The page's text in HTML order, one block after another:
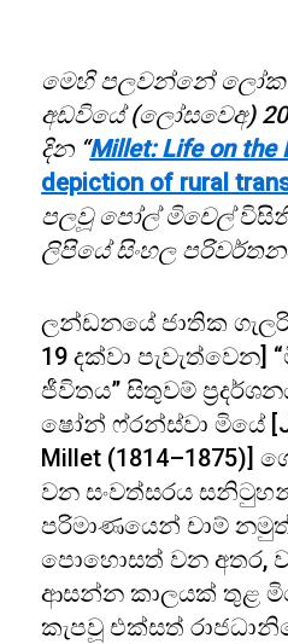
මෙහි පලවන්නේ ලෝක
අඩවියේ (ලෝසවෙඅ)
දින “Millet: Life on the
depiction of rural
පලවූ පෝල් මිචෙල්
ලිපියේ සිංහල
ලන්ඩනයේ ජාතික
19 දක්වා පැවැත්වෙන]
ජීවිතය” සිතුවම්
ෂෝන් ෆ්රන්ස්වා මියේ
Millet (1814–1875)]
වන සංවත්සරය
පරිමාණයෙන් චාම්
පොහොසත් වන අතර,
ආසන්න කාලයක් තුළ
කැපවූ එක්සත්